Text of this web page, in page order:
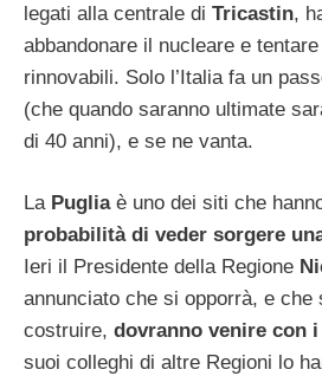
legati alla centrale di Tricastin,
abbandonare il nucleare e
rinnovabili. Solo l’Italia fa un
(che quando saranno ultimate
di 40 anni), e se ne vanta.
La Puglia è uno dei siti che
probabilità di veder sorgere
Ieri il Presidente della Regione
annunciato che si opporrà, e che
costruire, dovranno venire con
suoi colleghi di altre Regioni lo